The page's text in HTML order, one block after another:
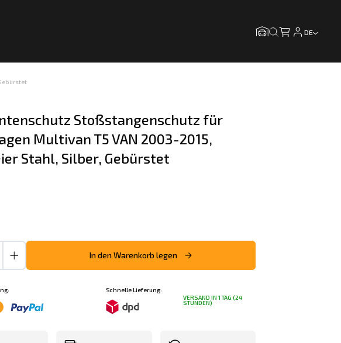
DE
Stoßstangenschutz für
Multivan T5 VAN 2003-2015,
Stahl, Silber, Gebürstet
In den Warenkorb legen
Schnelle Lieferung:
VERSAND IN 1 TAG (24
STUNDEN)